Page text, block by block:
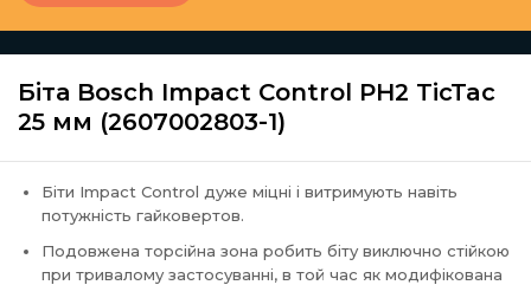
Біта Bosch Impact Control PH2 TicTac
25 мм (2607002803-1)
Біти Impact Control дуже міцні і витримують навіть
потужність гайковертов.
Подовжена торсійна зона робить біту виключно стійкою
при тривалому застосуванні, в той час як модифікована